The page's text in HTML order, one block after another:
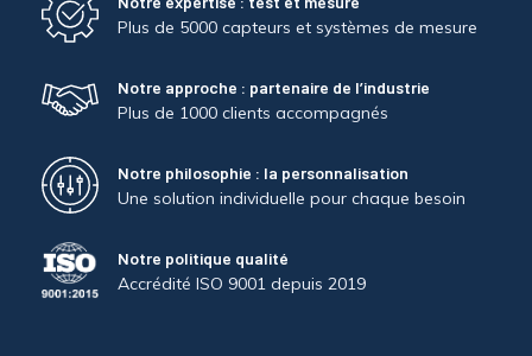
Plus de 5000 capteurs et systèmes de mesure
Notre approche : partenaire de l’industrie
Plus de 1000 clients accompagnés
Notre philosophie : la personnalisation
Une solution individuelle pour chaque besoin
Notre politique qualité
Accrédité ISO 9001 depuis 2019